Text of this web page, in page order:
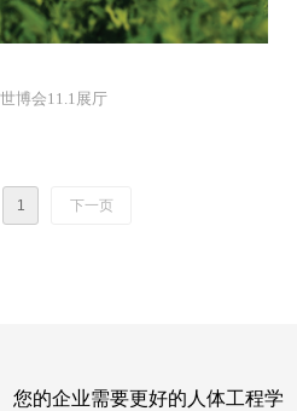
博会11.1展厅
1 下一页
您的企业需要更好的人体工程学